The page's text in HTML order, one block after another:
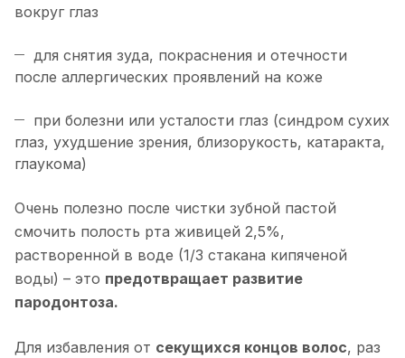
вокруг глаз
для снятия зуда, покраснения и отечности
после аллергических проявлений на коже
при болезни или усталости глаз (синдром сухих
глаз, ухудшение зрения, близорукость, катаракта,
глаукома)
Очень полезно после чистки зубной пастой
смочить полость рта живицей 2,5%,
растворенной в воде (1/3 стакана кипяченой
воды) – это предотвращает развитие
пародонтоза.
Для избавления от секущихся концов волос, раз